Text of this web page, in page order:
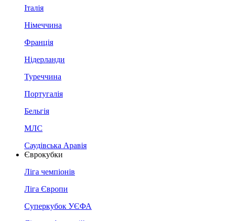
Італія
Німеччина
Франція
Нідерланди
Туреччина
Португалія
Бельгія
МЛС
Саудівська Аравія
Єврокубки
Ліга чемпіонів
Ліга Європи
Суперкубок УЄФА